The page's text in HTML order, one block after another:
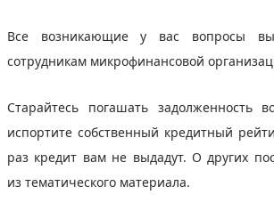
Все возникающие у вас вопросы
сотрудникам микрофинансовой
Старайтесь погашать задолженность
испортите собственный кредитный
раз кредит вам не выдадут. О других
из тематического материала.